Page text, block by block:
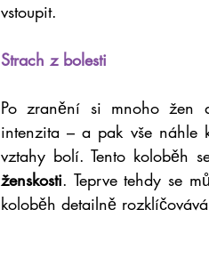
vstoupit.
Strach z bolesti
Po zranění si mnoho žen
intenzita – a pak vše náhle
vztahy bolí. Tento koloběh
ženskosti. Teprve tehdy se
koloběh detailně